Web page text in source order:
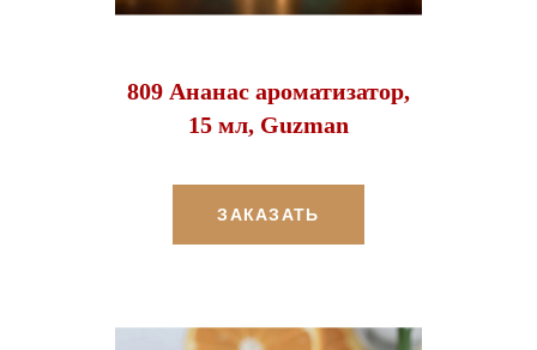
809 Ананас ароматизатор,
15 мл, Guzman
ЗАКАЗАТЬ